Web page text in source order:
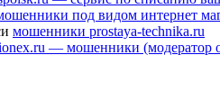
под видом интернет
мошенники prostaya-technika.ru
— мошенники (модератор